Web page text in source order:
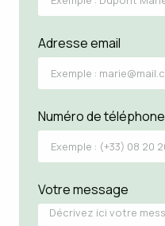
Adresse email
Numéro de téléphone
Votre message